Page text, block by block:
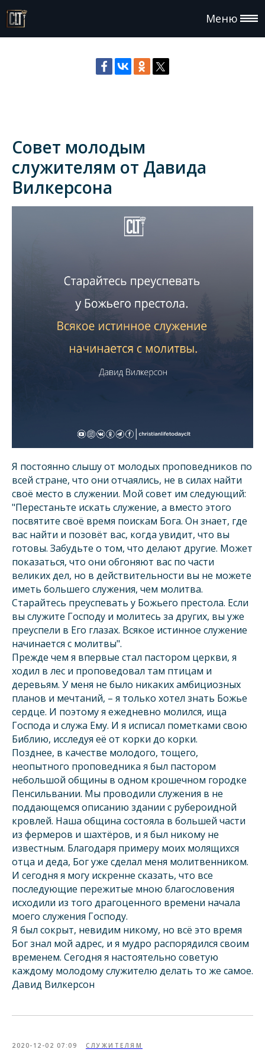
Меню
Совет молодым
служителям от Давида
Вилкерсона
Я постоянно слышу от молодых проповедников по
всей стране, что они отчаялись, не в силах найти
своё место в служении. Мой совет им следующий:
"Перестаньте искать служение, а вместо этого
посвятите своё время поискам Бога. Он знает, где
вас найти и позовёт вас, когда увидит, что вы
готовы. Забудьте о том, что делают другие. Может
показаться, что они обгоняют вас по части
великих дел, но в действительности вы не можете
иметь большего служения, чем молитва.
Старайтесь преуспевать у Божьего престола. Если
вы служите Господу и молитесь за других, вы уже
преуспели в Его глазах. Всякое истинное служение
начинается с молитвы".
Прежде чем я впервые стал пастором церкви, я
ходил в лес и проповедовал там птицам и
деревьям. У меня не было никаких амбициозных
планов и мечтаний, – я только хотел знать Божье
сердце. И поэтому я ежедневно молился, ища
Господа и служа Ему. И я исписал пометками свою
Библию, исследуя её от корки до корки.
Позднее, в качестве молодого, тощего,
неопытного проповедника я был пастором
небольшой общины в одном крошечном городке
Пенсильвании. Мы проводили служения в не
поддающемся описанию здании с рубероидной
кровлей. Наша община состояла в большей части
из фермеров и шахтёров, и я был никому не
известным. Благодаря примеру моих молящихся
отца и деда, Бог уже сделал меня молитвенником.
И сегодня я могу искренне сказать, что все
последующие пережитые мною благословения
исходили из того драгоценного времени начала
моего служения Господу.
Я был сокрыт, невидим никому, но всё это время
Бог знал мой адрес, и я мудро распорядился своим
временем. Сегодня я настоятельно советую
каждому молодому служителю делать то же самое.
Давид Вилкерсон
2020-12-02 07:09 СЛУЖИТЕЛЯМ